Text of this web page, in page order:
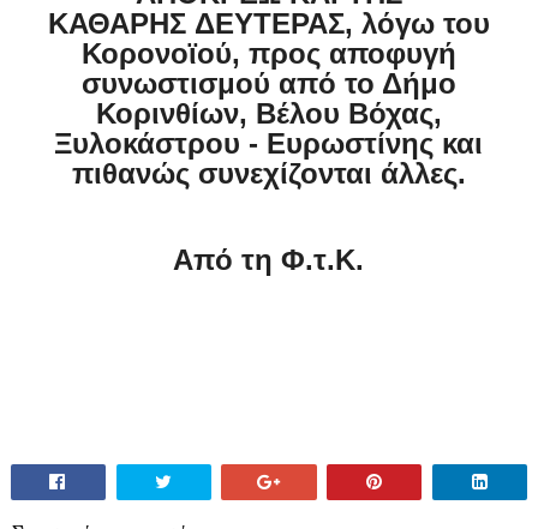
ΚΑΘΑΡΗΣ ΔΕΥΤΕΡΑΣ, λόγω του
Κορονοϊού, προς αποφυγή
συνωστισμού από το Δήμο
Κορινθίων, Βέλου Βόχας,
Ξυλοκάστρου - Ευρωστίνης και
πιθανώς συνεχίζονται άλλες.
Από τη Φ.τ.Κ.